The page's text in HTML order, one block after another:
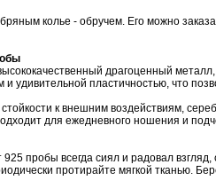
колье - обручем. Его можно
драгоценный
удивительной пластичностью, что
к внешним воздействиям,
для ежедневного ношения и
пробы всегда сиял и радовал
протирайте мягкой тканью.